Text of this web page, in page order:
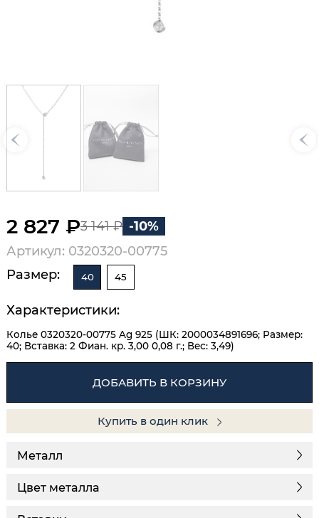
2 827 ₽3 141 ₽ -10%
Артикул: 0320320-00775
Размер:
40 45
Характеристики:
Колье 0320320-00775 Ag 925 (ШК: 2000034891696; Размер:
40; Вставка: 2 Фиан. кр. 3,00 0,08 г.; Вес: 3,49)
ДОБАВИТЬ В КОРЗИНУ
Купить в один клик
Металл
Цвет металла